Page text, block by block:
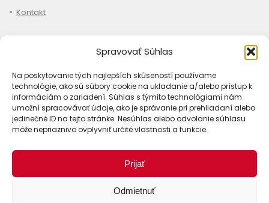
Spravovať Súhlas
Na poskytovanie tých najlepších skúseností používame
technológie, ako sú súbory cookie na ukladanie a/alebo prístup k
informáciám o zariadení. Súhlas s týmito technológiami nám
umožní spracovávať údaje, ako je správanie pri prehliadaní alebo
jedinečné ID na tejto stránke. Nesúhlas alebo odvolanie súhlasu
môže nepriaznivo ovplyvniť určité vlastnosti a funkcie.
Prijať
Odmietnuť
Kontakt
Nákup
Ako objednať
Doprava
Platba
Stav objednávky